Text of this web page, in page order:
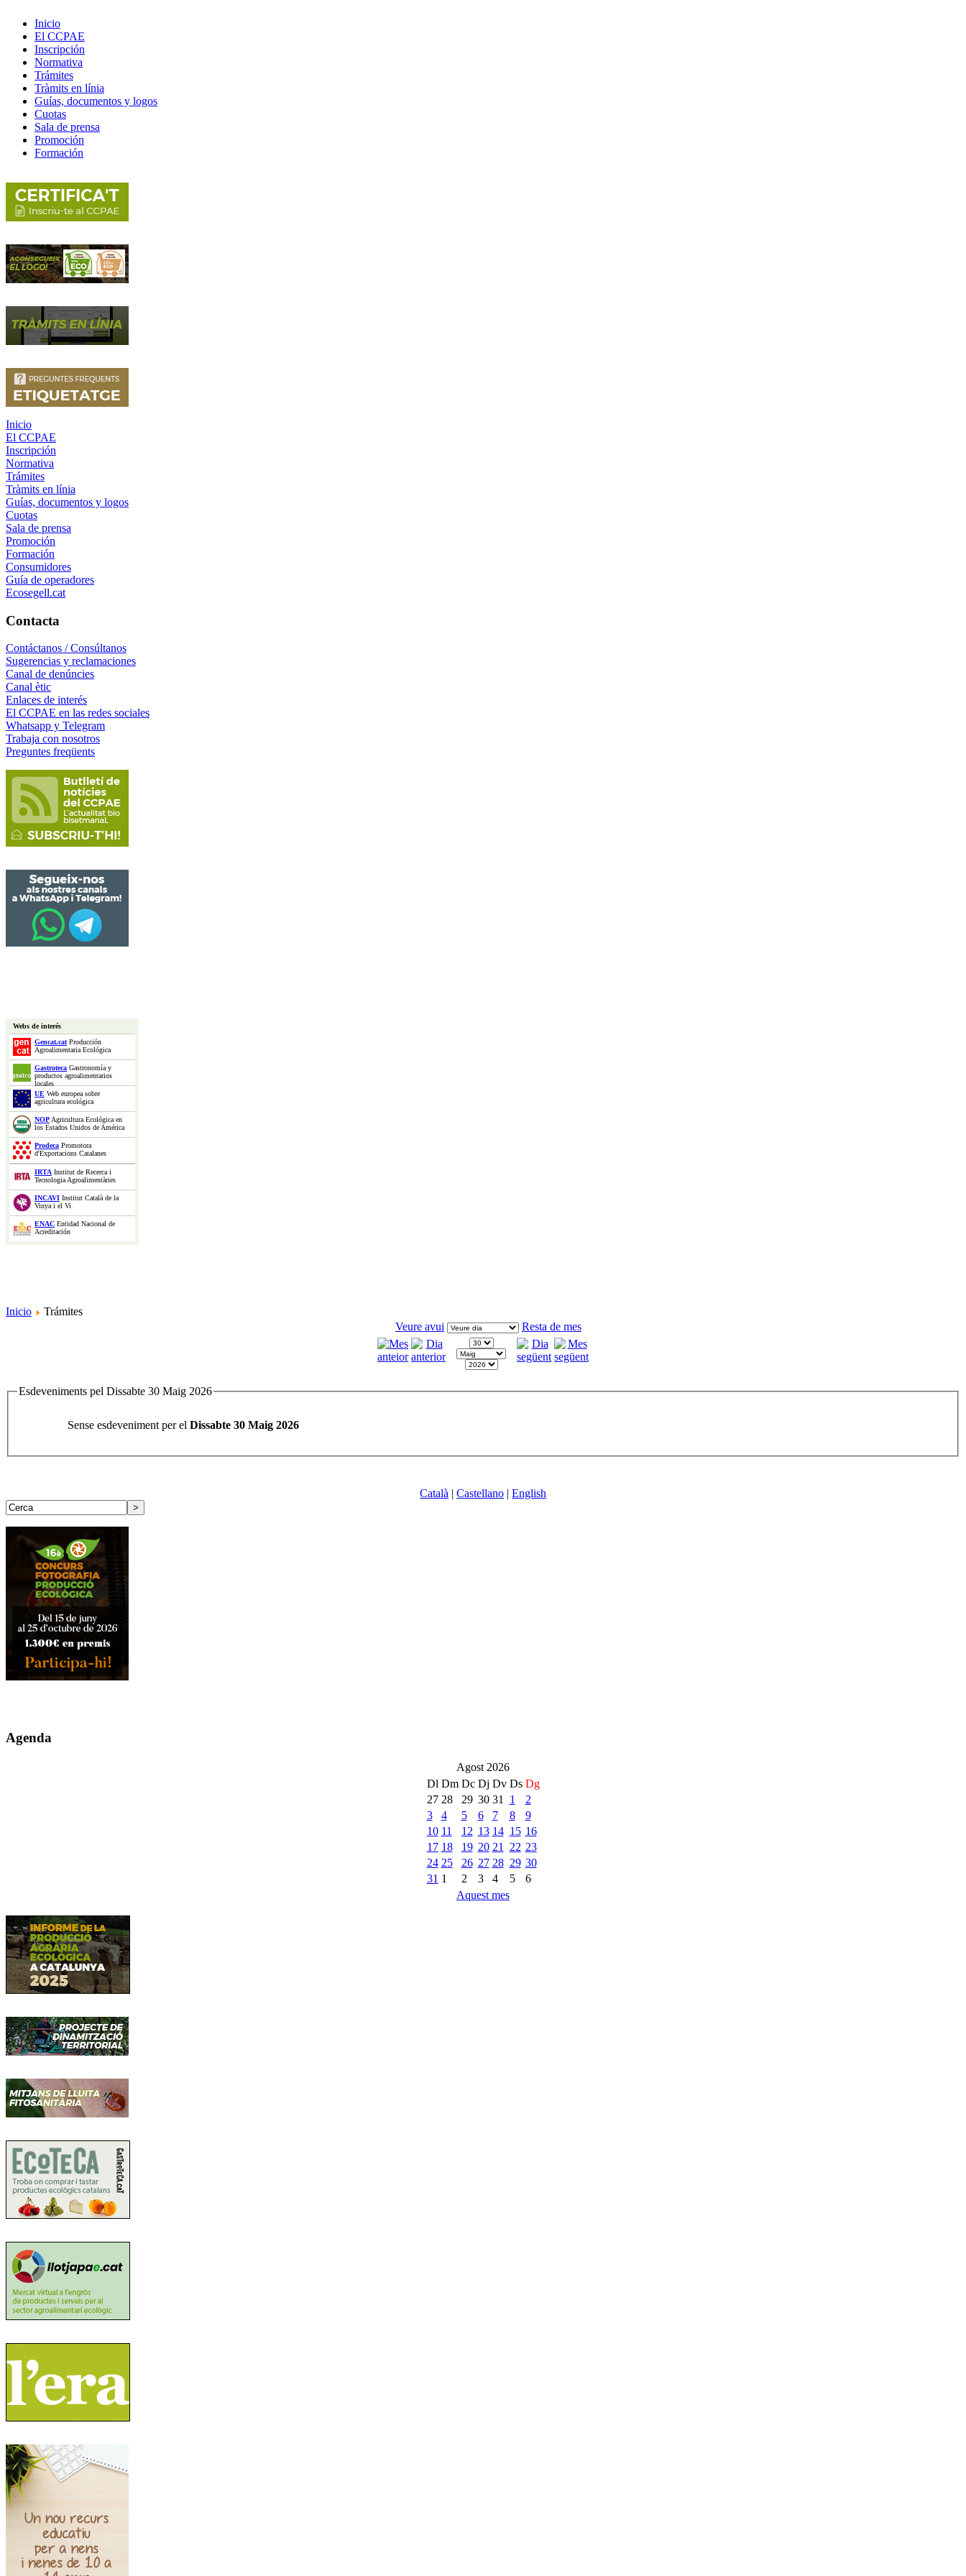
Inicio
El CCPAE
Inscripción
Normativa
Trámites
Tràmits en línia
Guías, documentos y logos
Cuotas
Sala de prensa
Promoción
Formación
Inicio
El CCPAE
Inscripción
Normativa
Trámites
Tràmits en línia
Guías, documentos y logos
Cuotas
Sala de prensa
Promoción
Formación
Consumidores
Guía de operadores
Ecosegell.cat
Contacta
Contáctanos / Consúltanos
Sugerencias y reclamaciones
Canal de denúncies
Canal ètic
Enlaces de interés
El CCPAE en las redes sociales
Whatsapp y Telegram
Trabaja con nosotros
Preguntes freqüents
Webs de interés
Gencat.catProducción
Agroalimentaria Ecológica
Gastroteca Gastronomía y
productos agroalimentarios
locales
UE Web europea sobre
agricultura ecológica
NOPAgricultura Ecológica en
los Estados Unidos de América
Prodeca Promotora
d'Exportacions Catalanes
IRTA Institut de Recerca i
Tecnologia Agroalimentàries
INCAVI Institut Català de la
Vinya i el Vi
ENAC Entidad Nacional de
Acreditación
Inicio
Trámites
Veure avui
Resta de mes
Esdeveniments pel Dissabte 30 Maig 2026
Sense esdeveniment per el Dissabte 30 Maig 2026
Català | Castellano | English
Agenda
Agost 2026
Dl Dm Dc Dj Dv Ds Dg
27 28 29 30 31 1
2
3
4 5 6 7 8
9
10 11 12 13 14 15 16
17 18 19 20 21 22 23
24 25 26 27 28 29 30
31 1 2 3 4 5
6
Aquest mes